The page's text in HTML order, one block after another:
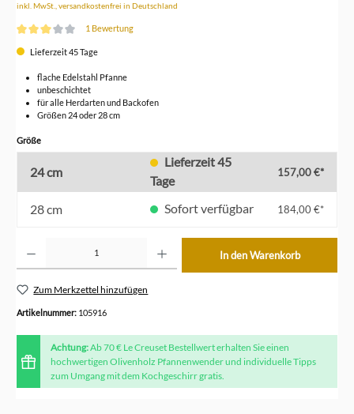
inkl. MwSt., versandkostenfrei in Deutschland
1 Bewertung
Lieferzeit 45 Tage
flache Edelstahl Pfanne
unbeschichtet
für alle Herdarten und Backofen
Größen 24 oder 28 cm
Größeauswählen
24 cm
Tage
157,00 €*
28 cm Sofort verfügbar 184,00 €*
In den Warenkorb
Zum Merkzettel hinzufügen
Artikelnummer: 105916
Achtung:Ab 70 € Le Creuset Bestellwert erhalten Sie einen
hochwertigen Olivenholz Pfannenwender und individuelle Tipps
zum Umgang mit dem Kochgeschirr gratis.